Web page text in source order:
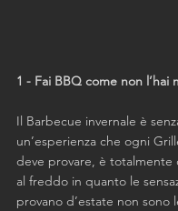
1 - Fai BBQ come non l’hai
Il Barbecue invernale è
un’esperienza che ogni
deve provare, è totalmente
al freddo in quanto le
provano d’estate non sono